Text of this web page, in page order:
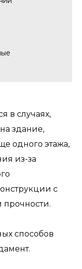
в случаях,
здание,
одного этажа,
из-за
с
прочности.
способов